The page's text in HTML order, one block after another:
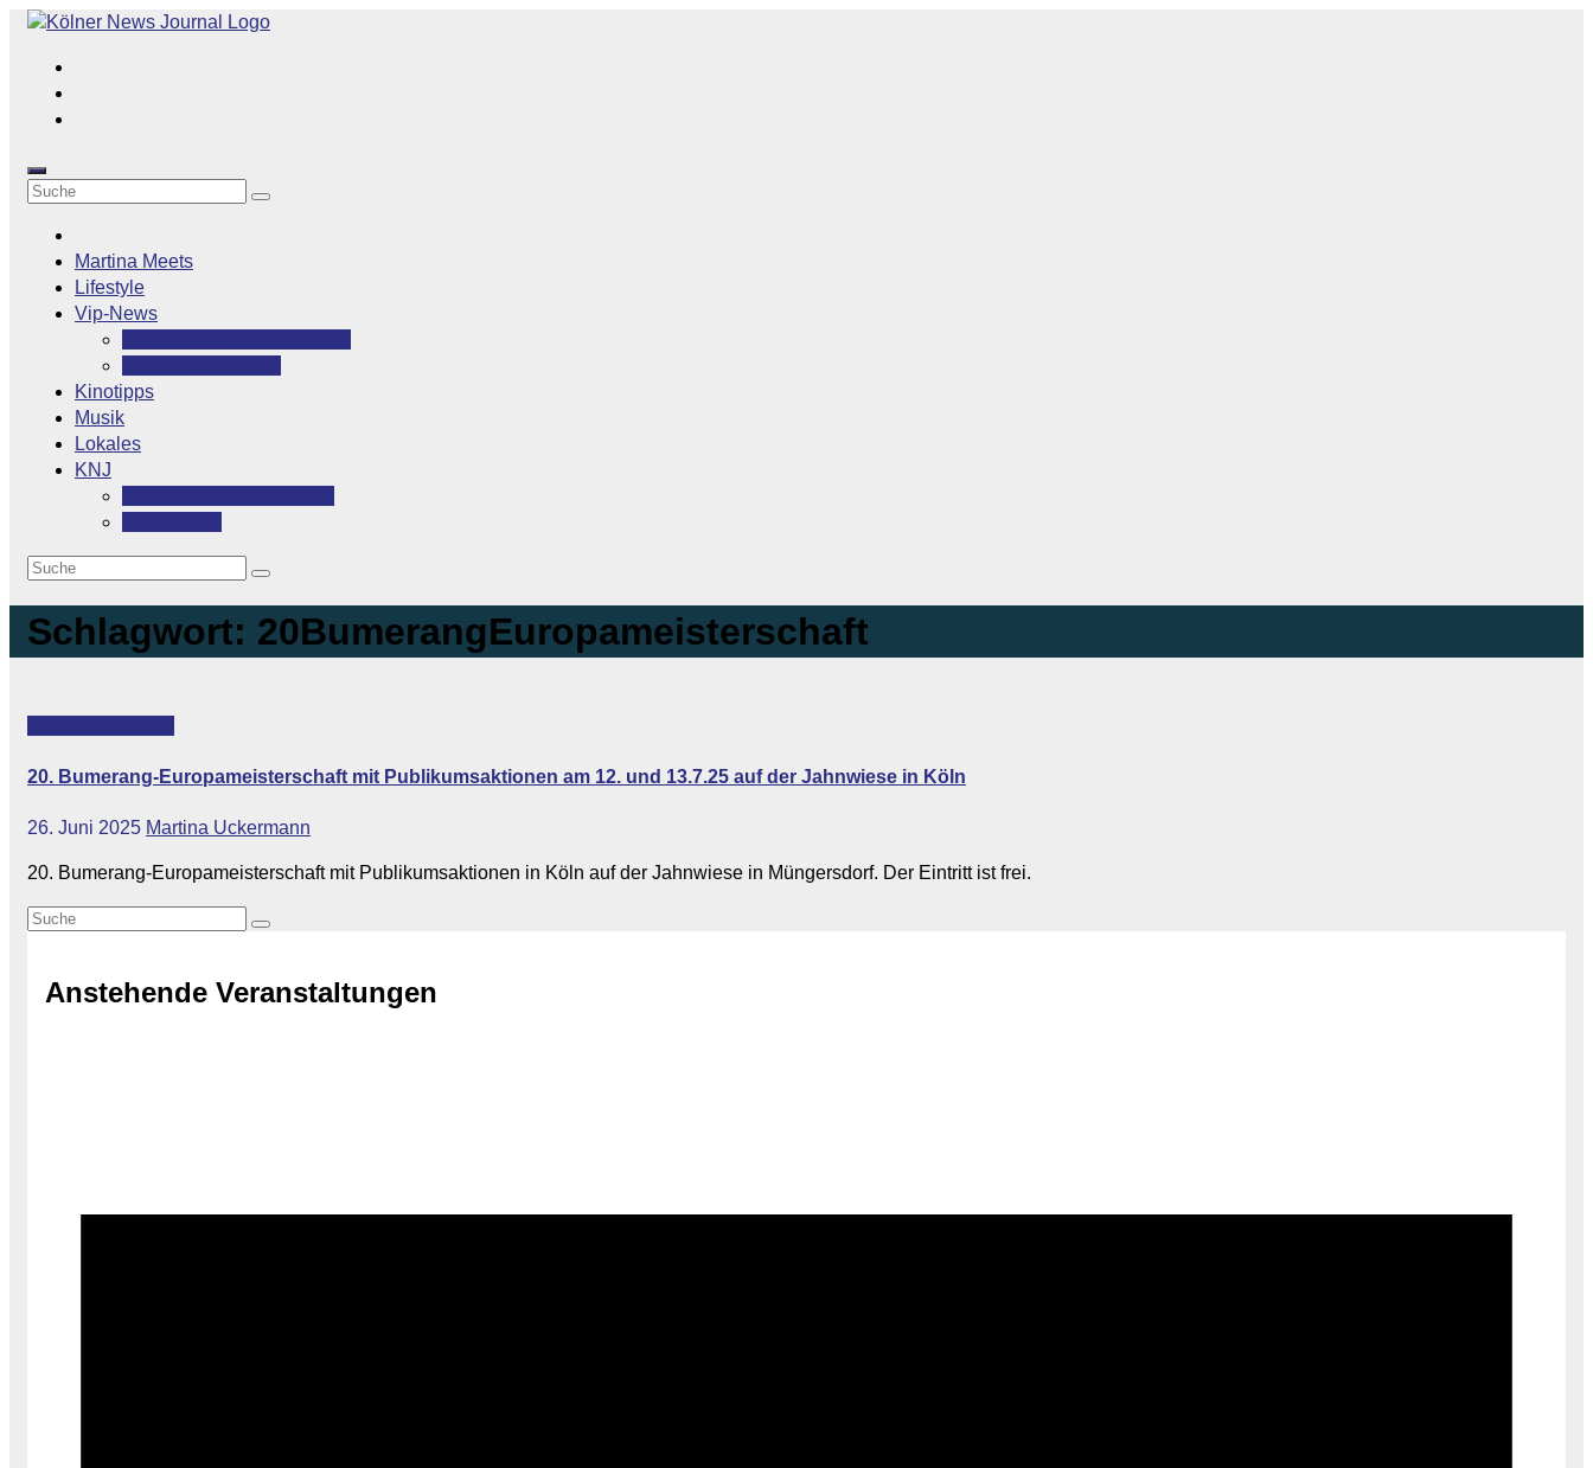
Zum
springen
Martina Meets
Lifestyle
Vip-News
Kinotipps
Musik
Lokales
KNJ
Schlagwort: 20BumerangEuropameisterschaft
20. Bumerang-Europameisterschaft mit Publikumsaktionen am 12. und 13.7.25 auf der Jahnwiese in Köln
26. Juni 2025 Martina Uckermann
20. Bumerang-Europameisterschaft mit Publikumsaktionen in Köln auf der Jahnwiese in Müngersdorf. Der Eintritt ist frei.
Anstehende Veranstaltungen